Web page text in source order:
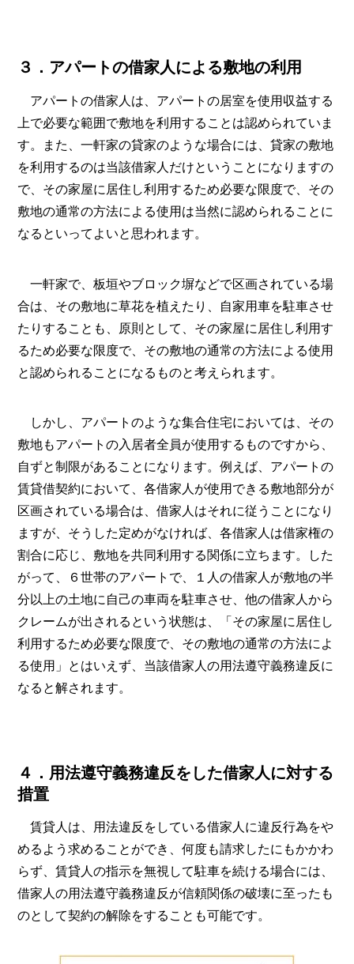
３．アパートの借家人による敷地の利用
アパートの借家人は、アパートの居室を使用収益する
上で必要な範囲で敷地を利用することは認められていま
す。また、一軒家の貸家のような場合には、貸家の敷地
を利用するのは当該借家人だけということになりますの
で、その家屋に居住し利用するため必要な限度で、その
敷地の通常の方法による使用は当然に認められることに
なるといってよいと思われます。
一軒家で、板垣やブロック塀などで区画されている場
合は、その敷地に草花を植えたり、自家用車を駐車させ
たりすることも、原則として、その家屋に居住し利用す
るため必要な限度で、その敷地の通常の方法による使用
と認められることになるものと考えられます。
しかし、アパートのような集合住宅においては、その
敷地もアパートの入居者全員が使用するものですから、
自ずと制限があることになります。例えば、アパートの
賃貸借契約において、各借家人が使用できる敷地部分が
区画されている場合は、借家人はそれに従うことになり
ますが、そうした定めがなければ、各借家人は借家権の
割合に応じ、敷地を共同利用する関係に立ちます。した
がって、６世帯のアパートで、１人の借家人が敷地の半
分以上の土地に自己の車両を駐車させ、他の借家人から
クレームが出されるという状態は、「その家屋に居住し
利用するため必要な限度で、その敷地の通常の方法によ
る使用」とはいえず、当該借家人の用法遵守義務違反に
なると解されます。
４．用法遵守義務違反をした借家人に対する
措置
賃貸人は、用法違反をしている借家人に違反行為をや
めるよう求めることができ、何度も請求したにもかかわ
らず、賃貸人の指示を無視して駐車を続ける場合には、
借家人の用法遵守義務違反が信頼関係の破壊に至ったも
のとして契約の解除をすることも可能です。